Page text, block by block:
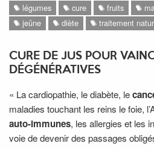
légumes cure fruits
jeûne
diète traitement
CURE DE JUS POUR
DÉGÉNÉRATIVES
« La cardiopathie, le diabète, le
maladies touchant les reins le foie,
auto-immunes, les allergies et les
voie de devenir des passages